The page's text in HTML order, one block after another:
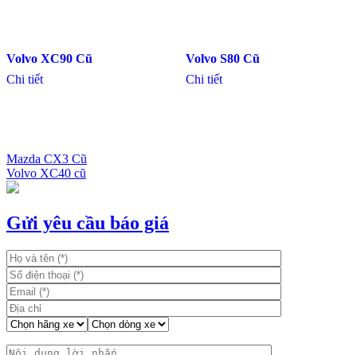
Volvo XC90 Cũ
Chi tiết
Volvo S80 Cũ
Chi tiết
Điều
hướng
bài
Mazda CX3 Cũ
Volvo XC40 cũ
Gửi yêu cầu báo giá